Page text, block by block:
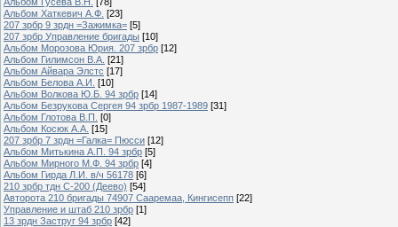
Альбом Хаткевич А.Ф. [23]
207 зрбр 9 зрдн =Зажимка= [5]
207 зрбр Управление бригады [10]
Альбом Морозова Юрия. 207 зрбр [12]
Альбом Гилимсон В.А. [21]
Альбом Айвара Элстс [17]
Альбом Белова А.И. [10]
Альбом Волкова Ю.Б. 94 зрбр [14]
Альбом Безрукова Сергея 94 зрбр 1987-1989 [31]
Альбом Глотова В.П. [0]
Альбом Косюк А.А. [15]
207 зрбр 7 зрдн =Галка= Пюсси [12]
Альбом Митькина А.П. 94 зрбр [5]
Альбом Мирного М.Ф. 94 зрбр [4]
Альбом Гирда Л.И. в/ч 56178 [6]
210 зрбр тдн С-200 (Деево) [54]
Авторота 210 бригады 74907 Сааремаа, Кингисепп [22]
Управление и штаб 210 зрбр [1]
13 зрдн Заструг 94 зрбр [42]